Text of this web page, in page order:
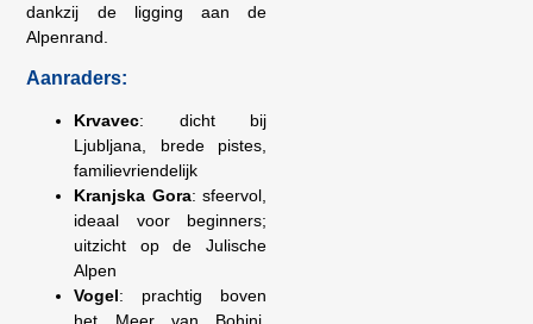
dankzij de ligging aan de
Alpenrand.
Aanraders:
Krvavec: dicht bij
Ljubljana, brede pistes,
familievriendelijk
Kranjska Gora: sfeervol,
ideaal voor beginners;
uitzicht op de Julische
Alpen
Vogel: prachtig boven